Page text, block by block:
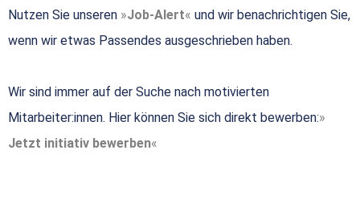
Nutzen Sie unseren
Job-Alert
und wir benachrichtigen Sie,
wenn wir etwas Passendes ausgeschrieben haben.
Wir sind immer auf der Suche nach motivierten
Mitarbeiter:innen. Hier können Sie sich direkt bewerben:
Jetzt initiativ bewerben